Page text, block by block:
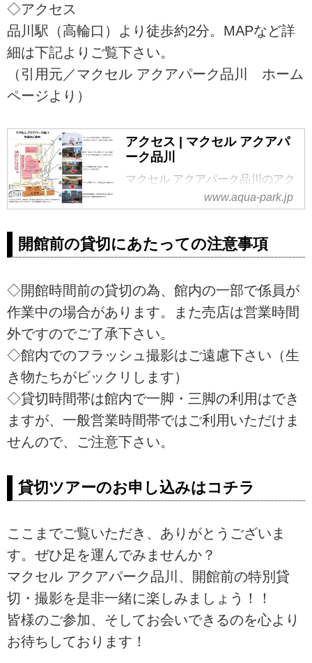
◇アクセス
品川駅（高輪口）より徒歩約2分。MAPなど詳
細は下記よりご覧下さい。
（引用元／マクセル アクアパーク品川 ホーム
ページより）
アクセス | マクセル アクアパ
ーク品川
マクセル アクアパーク品川のアク
セス方法について。マクセル アク
アパーク品川は、音･光･映像、生
タメ施設です。
www.aqua-park.jp
開館前の貸切にあたっての注意事項
◇開館時間前の貸切の為、館内の一部で係員が
作業中の場合があります。また売店は営業時間
外ですのでご了承下さい。
◇館内でのフラッシュ撮影はご遠慮下さい（生
き物たちがビックリします）
◇貸切時間帯は館内で一脚・三脚の利用はでき
ますが、一般営業時間帯ではご利用いただけま
せんので、ご注意下さい。
貸切ツアーのお申し込みはコチラ
ここまでご覧いただき、ありがとうございま
す。ぜひ足を運んでみませんか？
マクセル アクアパーク品川、開館前の特別貸
切・撮影を是非一緒に楽しみましょう！！
皆様のご参加、そしてお会いできるのを心より
お待ちしております！